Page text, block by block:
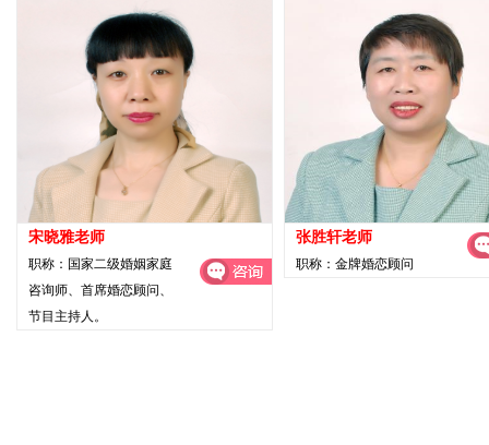
宋晓雅老师
职称：国家二级婚姻家庭
咨询师、首席婚恋顾问、
节目主持人。
张胜轩老师
职称：金牌婚恋顾问